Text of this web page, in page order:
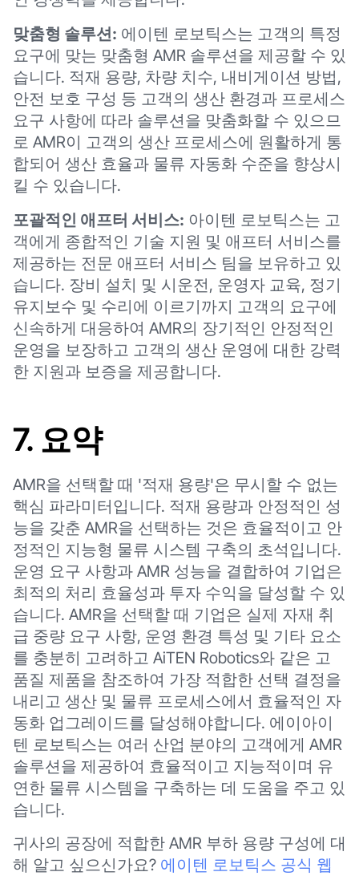
맞춤형 솔루션: 에이텐 로보틱스는 고객의 특정
요구에 맞는 맞춤형 AMR 솔루션을 제공할 수 있
습니다. 적재 용량, 차량 치수, 내비게이션 방법,
안전 보호 구성 등 고객의 생산 환경과 프로세스
요구 사항에 따라 솔루션을 맞춤화할 수 있으므
로 AMR이 고객의 생산 프로세스에 원활하게 통
합되어 생산 효율과 물류 자동화 수준을 향상시
킬 수 있습니다.
포괄적인 애프터 서비스: 아이텐 로보틱스는 고
객에게 종합적인 기술 지원 및 애프터 서비스를
제공하는 전문 애프터 서비스 팀을 보유하고 있
습니다. 장비 설치 및 시운전, 운영자 교육, 정기
유지보수 및 수리에 이르기까지 고객의 요구에
신속하게 대응하여 AMR의 장기적인 안정적인
운영을 보장하고 고객의 생산 운영에 대한 강력
한 지원과 보증을 제공합니다.
7. 요약
AMR을 선택할 때 '적재 용량'은 무시할 수 없는
핵심 파라미터입니다. 적재 용량과 안정적인 성
능을 갖춘 AMR을 선택하는 것은 효율적이고 안
정적인 지능형 물류 시스템 구축의 초석입니다.
운영 요구 사항과 AMR 성능을 결합하여 기업은
최적의 처리 효율성과 투자 수익을 달성할 수 있
습니다. AMR을 선택할 때 기업은 실제 자재 취
급 중량 요구 사항, 운영 환경 특성 및 기타 요소
를 충분히 고려하고 AiTEN Robotics와 같은 고
품질 제품을 참조하여 가장 적합한 선택 결정을
내리고 생산 및 물류 프로세스에서 효율적인 자
동화 업그레이드를 달성해야합니다. 에이아이
텐 로보틱스는 여러 산업 분야의 고객에게 AMR
솔루션을 제공하여 효율적이고 지능적이며 유
연한 물류 시스템을 구축하는 데 도움을 주고 있
습니다.
귀사의 공장에 적합한 AMR 부하 용량 구성에 대
해 알고 싶으신가요? 에이텐 로보틱스 공식 웹